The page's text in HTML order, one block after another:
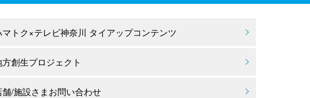
マトク×テレビ神奈川 タイアップコンテンツ
創生プロジェクト
舗/施設さまお問い合わせ